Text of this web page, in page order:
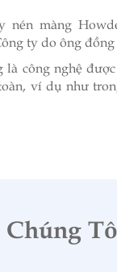
nén màng
ty do ông
là công nghệ
ví dụ như
Chúng